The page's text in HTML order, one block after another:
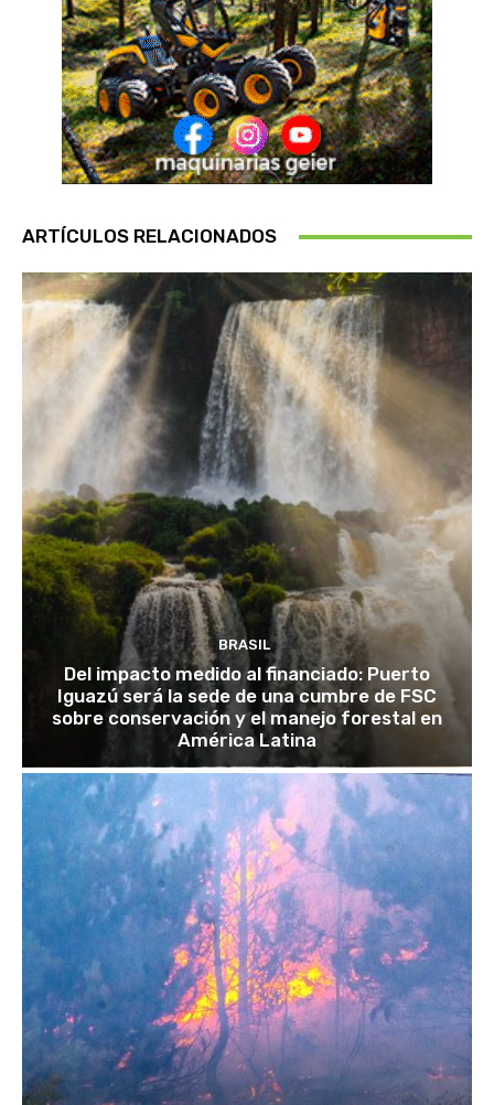
ARTÍCULOS RELACIONADOS
BRASIL
Del impacto medido al financiado: Puerto
Iguazú será la sede de una cumbre de FSC
sobre conservación y el manejo forestal en
América Latina